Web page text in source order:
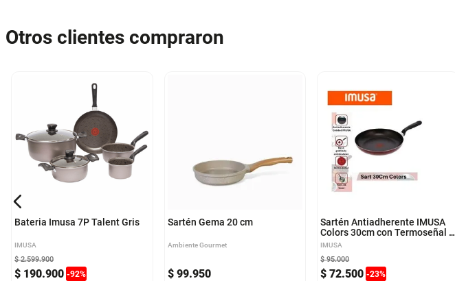
Otros clientes compraron
Bateria Imusa 7P Talent Gris
IMUSA
$ 190.900 -92%
$ 2.599.900
Sartén Gema 20 cm
Ambiente Gourmet
$ 99.950
Sartén Antiadherente IMUSA
Colors 30cm con Termoseñal y
Mango Ergonómico
IMUSA
$ 72.500 -23%
$ 95.000